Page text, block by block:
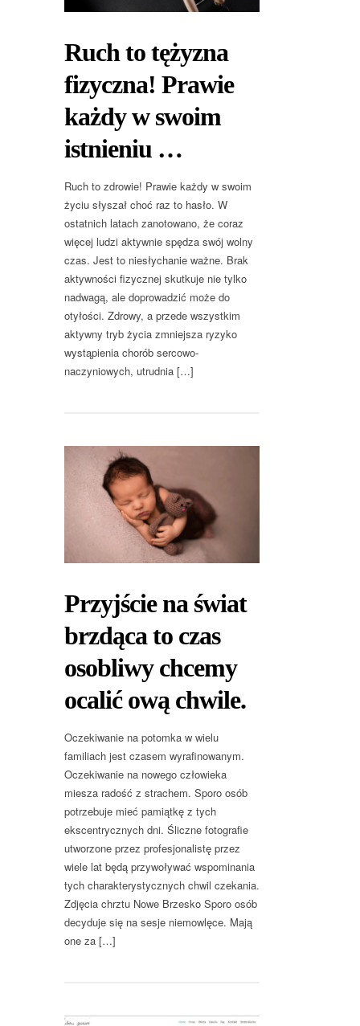
Ruch to tężyzna
fizyczna! Prawie
każdy w swoim
istnieniu …
Ruch to zdrowie! Prawie każdy w swoim
życiu słyszał choć raz to hasło. W
ostatnich latach zanotowano, że coraz
więcej ludzi aktywnie spędza swój wolny
czas. Jest to niesłychanie ważne. Brak
aktywności fizycznej skutkuje nie tylko
nadwagą, ale doprowadzić może do
otyłości. Zdrowy, a przede wszystkim
aktywny tryb życia zmniejsza ryzyko
wystąpienia chorób sercowo-
naczyniowych, utrudnia […]
Przyjście na świat
brzdąca to czas
osobliwy chcemy
ocalić ową chwile.
Oczekiwanie na potomka w wielu
familiach jest czasem wyrafinowanym.
Oczekiwanie na nowego człowieka
miesza radość z strachem. Sporo osób
potrzebuje mieć pamiątkę z tych
ekscentrycznych dni. Śliczne fotografie
utworzone przez profesjonalistę przez
wiele lat będą przywoływać wspominania
tych charakterystycznych chwil czekania.
Zdjęcia chrztu Nowe Brzesko Sporo osób
decyduje się na sesje niemowlęce. Mają
one za […]